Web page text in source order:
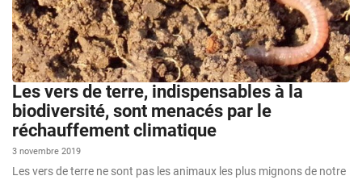
Les vers de terre, indispensables à la
biodiversité, sont menacés par le
réchauffement climatique
3 novembre 2019
Les vers de terre ne sont pas les animaux les plus mignons de notre